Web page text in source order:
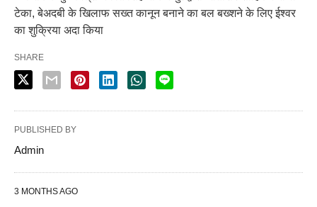
टेका, बेअदबी के खिलाफ सख्त कानून बनाने का बल बख्शने के लिए ईश्वर
का शुक्रिया अदा किया
SHARE
PUBLISHED BY
Admin
3 MONTHS AGO